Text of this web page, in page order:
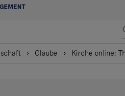
Glaube Kirche online: